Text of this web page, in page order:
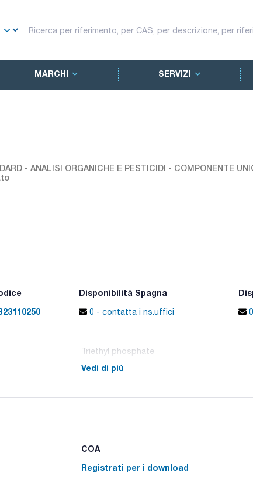
MARCHI SERVIZI
- ANALISI ORGANICHE E PESTICIDI - COMPONENTE
Disponibilità Spagna
0 - contatta i ns.uffici
Triethyl phosphate
Vedi di più
COA
Registrati per i download